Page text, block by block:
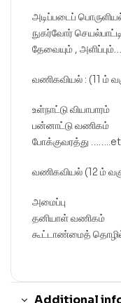
அடிப்படைப்
நுகர்வோர்
தேவையும் ,
வணிகவியல் : (11 ம்
உள்நாட்டு வியாபாரம்
பன்னாட்டு வணிகம்
போக்குவரத்து
வணிகவியல் (12 ம்
அமைப்பு
தனியாள் வணிகம்
கூட்டாண்மைத்
Additional